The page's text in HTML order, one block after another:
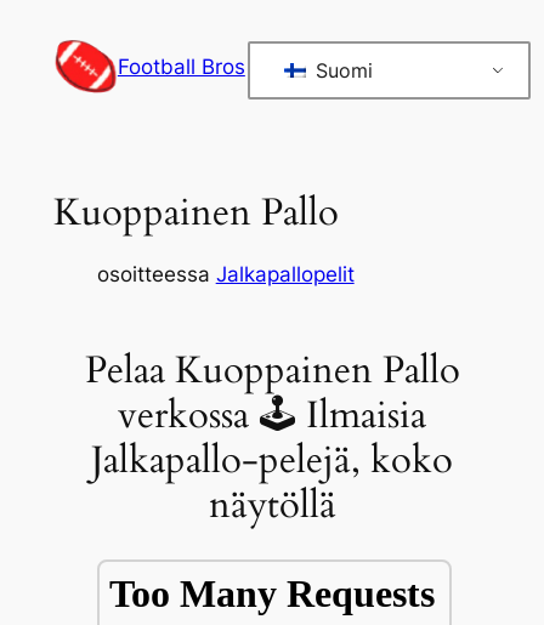
sisältöön
Football Bros Suomi
Kuoppainen Pallo
osoitteessa Jalkapallopelit
Pelaa Kuoppainen Pallo
verkossa 🕹 Ilmaisia
Jalkapallo-pelejä, koko
näytöllä